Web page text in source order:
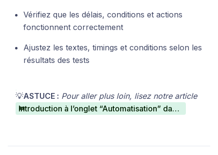
Vérifiez que les délais, conditions et actions
fonctionnent correctement
Ajustez les textes, timings et conditions selon les
résultats des tests
💡ASTUCE : Pour aller plus loin, lisez notre article
Introduction à l’onglet “Automatisation” dans CrocoClick